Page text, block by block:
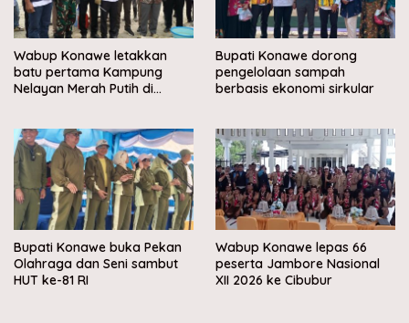
Wabup Konawe letakkan
batu pertama Kampung
Nelayan Merah Putih di
Bupati Konawe dorong
pengelolaan sampah
berbasis ekonomi sirkular
Bupati Konawe buka Pekan
Olahraga dan Seni sambut
HUT ke-81 RI
Wabup Konawe lepas 66
peserta Jambore Nasional
XII 2026 ke Cibubur